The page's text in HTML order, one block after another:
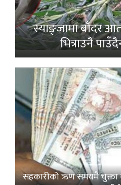
स्याङ्जामा बाँदर
भित्राउनै
सहकारीको ऋण समयमै चुक्ता